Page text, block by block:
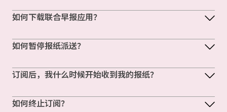
如何下载联合早报应用？
如何暂停报纸派送？
订阅后，我什么时候开始收到我的报纸？
如何终止订阅？